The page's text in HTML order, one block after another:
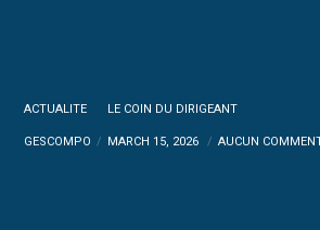
ACTUALITE LE COIN DU DIRIGEANT
GESCOMPO MARCH 15, 2026 AUCUN